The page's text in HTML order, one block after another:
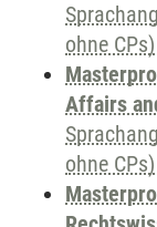
ohne CPs)
Affairs
ohne CPs)